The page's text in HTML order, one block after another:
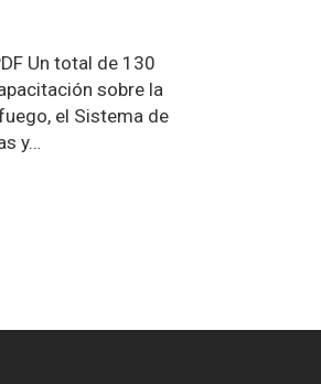
Un total de 130
sobre la
el Sistema de
y…